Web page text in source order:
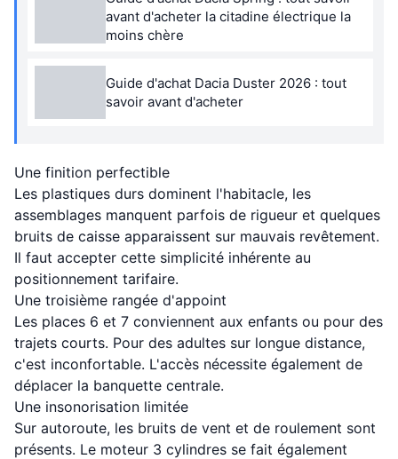
avant d'acheter la citadine électrique la
moins chère
Guide d'achat Dacia Duster 2026 : tout
savoir avant d'acheter
Une finition perfectible
Les plastiques durs dominent l'habitacle, les
assemblages manquent parfois de rigueur et quelques
bruits de caisse apparaissent sur mauvais revêtement.
Il faut accepter cette simplicité inhérente au
positionnement tarifaire.
Une troisième rangée d'appoint
Les places 6 et 7 conviennent aux enfants ou pour des
trajets courts. Pour des adultes sur longue distance,
c'est inconfortable. L'accès nécessite également de
déplacer la banquette centrale.
Une insonorisation limitée
Sur autoroute, les bruits de vent et de roulement sont
présents. Le moteur 3 cylindres se fait également